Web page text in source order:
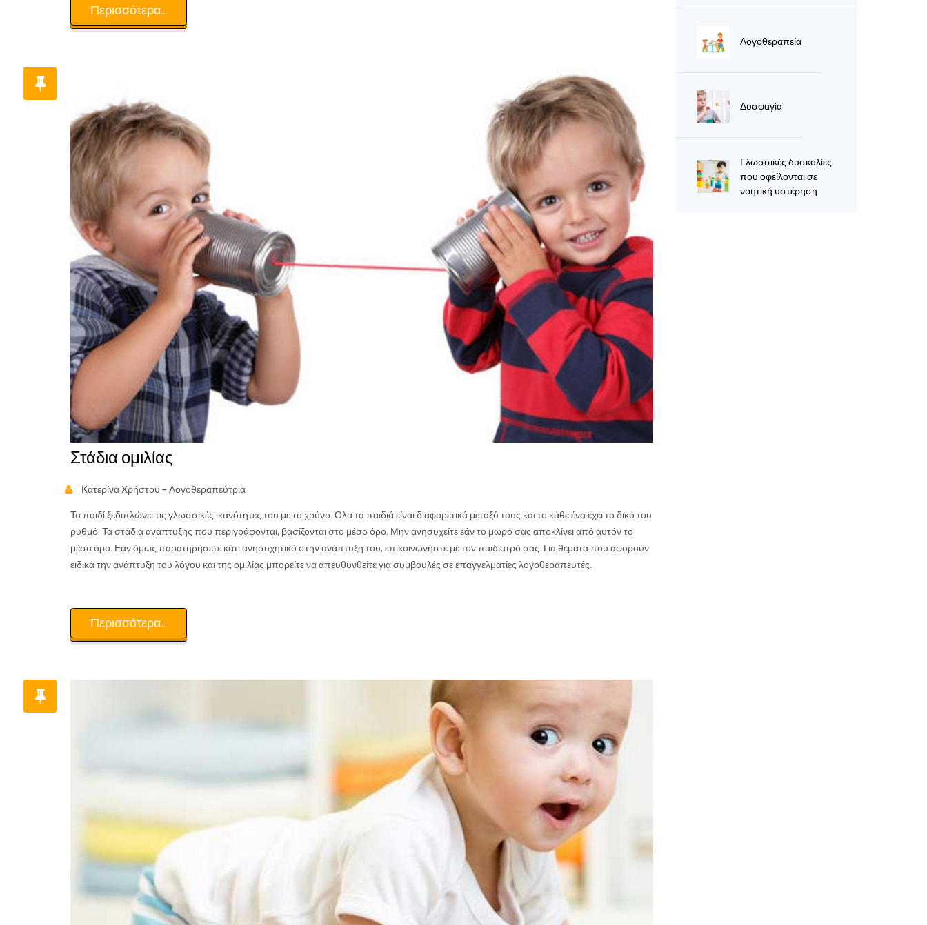
Περισσότερα...
Στάδια ομιλίας
Κατερίνα Χρήστου - Λογοθεραπεύτρια
Το παιδί ξεδιπλώνει τις γλωσσικές ικανότητες του με το χρόνο. Όλα τα παιδιά είναι διαφορετικά μεταξύ τους και το κάθε ένα έχει το δικό του
ρυθμό. Τα στάδια ανάπτυξης που περιγράφονται, βασίζονται στο μέσο όρο. Μην ανησυχείτε εάν το μωρό σας αποκλίνει από αυτόν το
μέσο όρο. Εάν όμως παρατηρήσετε κάτι ανησυχητικό στην ανάπτυξή του, επικοινωνήστε με τον παιδίατρό σας. Για θέματα που αφορούν
ειδικά την ανάπτυξη του λόγου και της ομιλίας μπορείτε να απευθυνθείτε για συμβουλές σε επαγγελματίες λογοθεραπευτές.
Περισσότερα...
Λογοθεραπεία
Δυσφαγία
Γλωσσικές δυσκολίες
που οφείλονται σε
νοητική υστέρηση